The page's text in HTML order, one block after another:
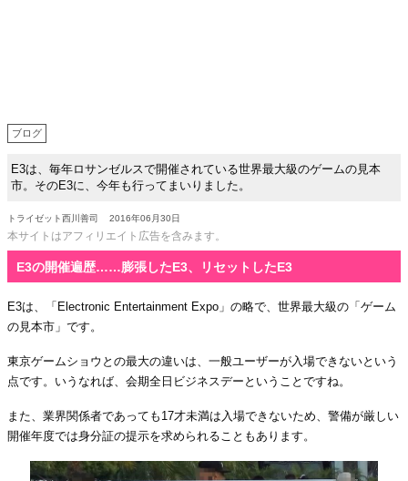
ブログ
E3は、毎年ロサンゼルスで開催されている世界最大級のゲームの見本
市。そのE3に、今年も行ってまいりました。
トライゼット西川善司 2016年06月30日
本サイトはアフィリエイト広告を含みます。
E3の開催遍歴……膨張したE3、リセットしたE3
E3は、「Electronic Entertainment Expo」の略で、世界最大級の「ゲーム
の見本市」です。
東京ゲームショウとの最大の違いは、一般ユーザーが入場できないという
点です。いうなれば、会期全日ビジネスデーということですね。
また、業界関係者であっても17才未満は入場できないため、警備が厳しい
開催年度では身分証の提示を求められることもあります。